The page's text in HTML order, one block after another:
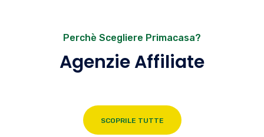
Perchè Scegliere Primacasa?
Agenzie Affiliate
SCOPRILE TUTTE